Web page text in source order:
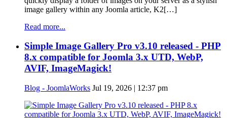
image gallery within any Joomla article, K2[…]
Read more...
Simple Image Gallery Pro v3.10 released - PHP
8.x compatible for Joomla 3.x UTD, WebP,
AVIF, ImageMagick!
Blog - JoomlaWorks Jul 19, 2026 | 12:37 pm